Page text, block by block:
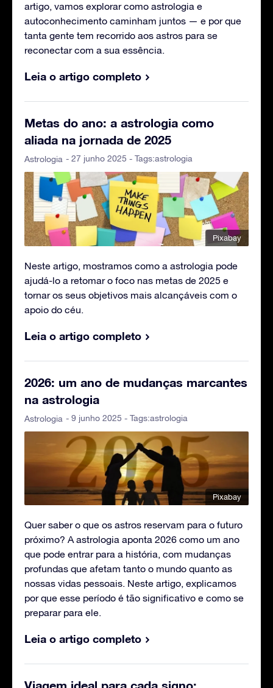
artigo, vamos explorar como astrologia e
autoconhecimento caminham juntos — e por que
tanta gente tem recorrido aos astros para se
reconectar com a sua essência.
Leia o artigo completo
Metas do ano: a astrologia como
aliada na jornada de 2025
Astrologia - 27 junho 2025 - Tags:astrologia
Pixabay
Neste artigo, mostramos como a astrologia pode
ajudá-lo a retomar o foco nas metas de 2025 e
tornar os seus objetivos mais alcançáveis com o
apoio do céu.
Leia o artigo completo
2026: um ano de mudanças marcantes
na astrologia
Astrologia - 9 junho 2025 - Tags:astrologia
Pixabay
Quer saber o que os astros reservam para o futuro
próximo? A astrologia aponta 2026 como um ano
que pode entrar para a história, com mudanças
profundas que afetam tanto o mundo quanto as
nossas vidas pessoais. Neste artigo, explicamos
por que esse período é tão significativo e como se
preparar para ele.
Leia o artigo completo
Viagem ideal para cada signo: